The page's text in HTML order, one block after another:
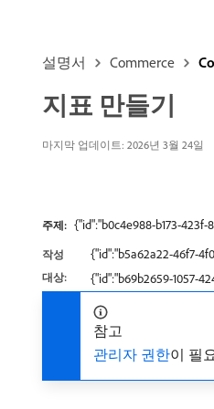
설명서 Commerce
지표 만들기
마지막 업데이트: 2026년 3월 24일
주제: {"id":"b0c4e988-b173-423f-
작성
대상:
{"id":"b5a62a22-46f7-
{"id":"b69b2659-1057-
참고
관리자 권한이 필